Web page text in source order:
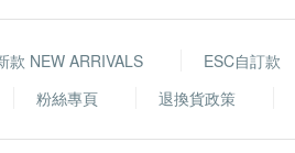
款 NEW ARRIVALS ESC自訂款
粉絲專頁 退換貨政策